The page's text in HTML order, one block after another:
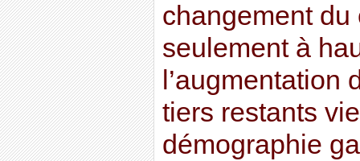
changement
seulement à
l’augmentation
tiers restants
démographie